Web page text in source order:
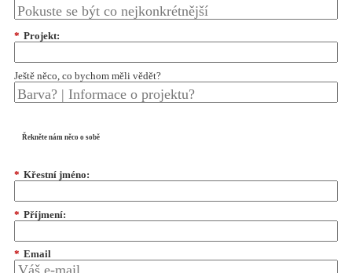
* Projekt:
Ještě něco, co bychom měli vědět?
Řekněte nám něco o sobě
* Křestní jméno:
* Příjmení:
* Email